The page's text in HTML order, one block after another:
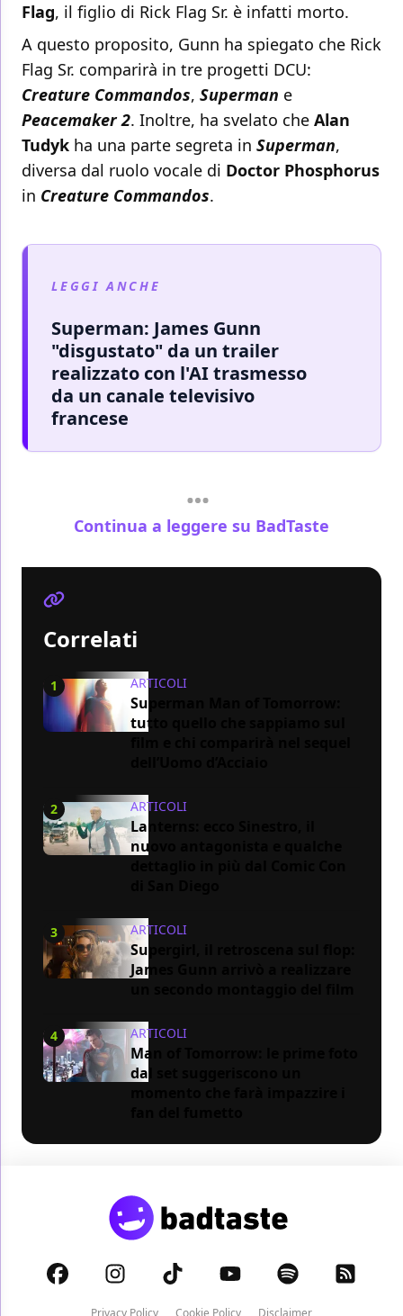
Flag, il figlio di Rick Flag Sr. è infatti morto.
A questo proposito, Gunn ha spiegato che Rick
Flag Sr. comparirà in tre progetti DCU:
Creature Commandos, Superman e
Peacemaker 2. Inoltre, ha svelato che Alan
Tudyk ha una parte segreta in Superman,
diversa dal ruolo vocale di Doctor Phosphorus
in Creature Commandos.
LEGGI ANCHE
Superman: James Gunn
"disgustato" da un trailer
realizzato con l'AI trasmesso
da un canale televisivo
francese
Continua a leggere su BadTaste
Correlati
1 ARTICOLI
Superman Man of Tomorrow:
tutto quello che sappiamo sul
2 ARTICOLI
Lanterns: ecco Sinestro, il
nuovo antagonista e qualche
3 ARTICOLI
Supergirl, il retroscena sul flop:
James Gunn arrivò a realizzare
4 ARTICOLI
Man of Tomorrow: le prime foto
dal set suggeriscono un
Privacy Policy Cookie Policy Disclaimer